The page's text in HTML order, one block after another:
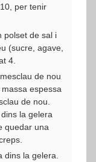
per tenir
polset de sal i
(sucre, agave,
4.
de nou
espessa
de nou.
la gelera
quedar una
dins la gelera.